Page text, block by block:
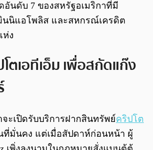
นดับ 7 ของสหรัฐอเมริกาที่มี
นนิแอโพลิส และสหกรณ์เครดิต
ห่ง
ตเอทีเอ็ม เพื่อสกัดแก๊ง
ะเปิดรับบริการฝากสินทรัพย์คริปโต
ที่มั่นคง แต่เมื่อสัปดาห์ก่อนหน้า ผู้